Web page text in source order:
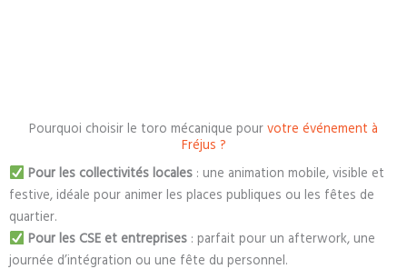
Pourquoi choisir le toro mécanique pour votre événement à
Fréjus ?
Pour les collectivités locales: une animation mobile, visible et
festive, idéale pour animer les places publiques ou les fêtes de
quartier.
Pour les CSE et entreprises: parfait pour un afterwork, une
journée d’intégration ou une fête du personnel.